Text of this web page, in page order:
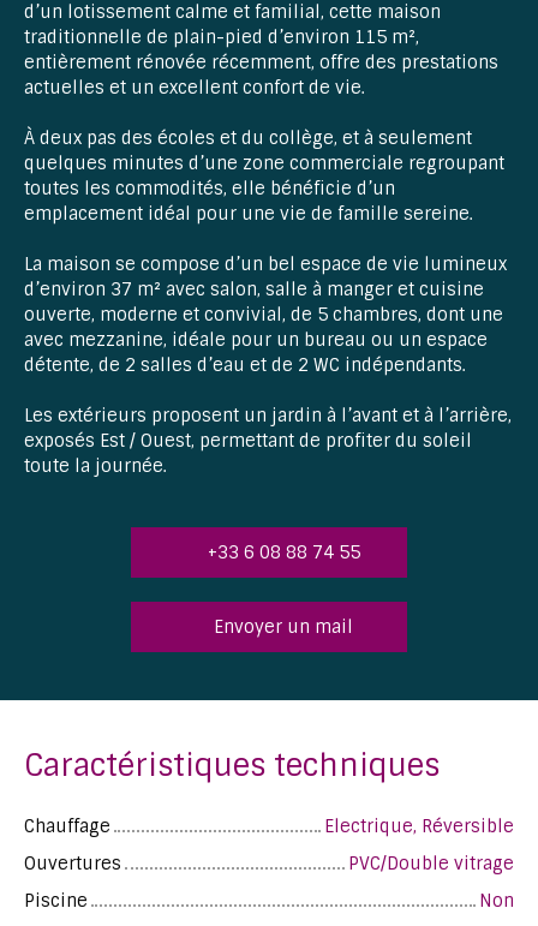
d’un lotissement calme et familial, cette maison
traditionnelle de plain-pied d’environ 115 m²,
entièrement rénovée récemment, offre des prestations
actuelles et un excellent confort de vie.
À deux pas des écoles et du collège, et à seulement
quelques minutes d’une zone commerciale regroupant
toutes les commodités, elle bénéficie d’un
emplacement idéal pour une vie de famille sereine.
La maison se compose d’un bel espace de vie lumineux
d’environ 37 m² avec salon, salle à manger et cuisine
ouverte, moderne et convivial, de 5 chambres, dont une
avec mezzanine, idéale pour un bureau ou un espace
détente, de 2 salles d’eau et de 2 WC indépendants.
Les extérieurs proposent un jardin à l’avant et à l’arrière,
exposés Est / Ouest, permettant de profiter du soleil
toute la journée.
+33 6 08 88 74 55
Envoyer un mail
Caractéristiques techniques
Chauffage
Electrique, Réversible
Ouvertures
PVC/Double vitrage
Piscine
Non